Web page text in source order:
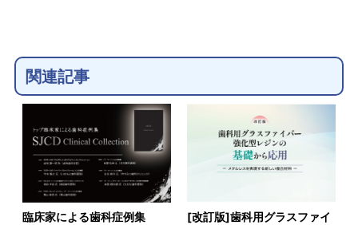
関連記事
臨床家による歯科症例集
[改訂版]歯科用グラスファイ